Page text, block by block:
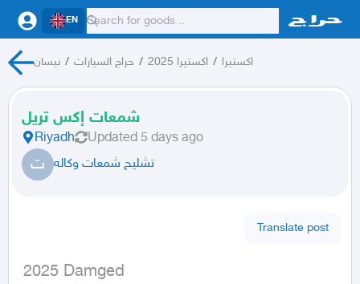
EN
نيسان / حراج السيارات / اكستيرا 2025 / اكستيرا
شمعات إكس تريل
Riyadh Updated 5 days ago
ت تشليح شمعات وكاله
Translate post